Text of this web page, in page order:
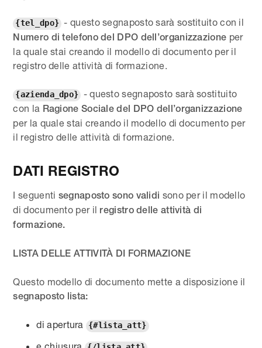
{tel_dpo} - questo segnaposto sarà sostituito con il
Numero di telefono del DPO dell’organizzazione per
la quale stai creando il modello di documento per il
registro delle attività di formazione.
{azienda_dpo} - questo segnaposto sarà sostituito
con la Ragione Sociale del DPO dell’organizzazione
per la quale stai creando il modello di documento per
il registro delle attività di formazione.
DATI REGISTRO
I seguenti segnaposto sono validi sono per il modello
di documento per il registro delle attività di
formazione.
LISTA DELLE ATTIVITÀ DI FORMAZIONE
Questo modello di documento mette a disposizione il
segnaposto lista:
di apertura {#lista_att}